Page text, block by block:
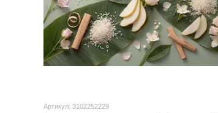
Артикул: 3102252229